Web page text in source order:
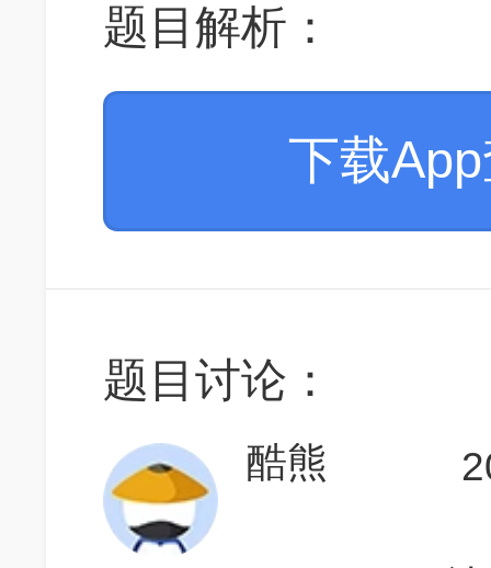
题目解析：
下载
题目讨论：
酷熊